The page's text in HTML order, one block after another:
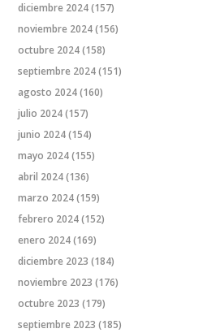
diciembre 2024(157)
noviembre 2024(156)
octubre 2024(158)
septiembre 2024(151)
agosto 2024(160)
julio 2024(157)
junio 2024(154)
mayo 2024(155)
abril 2024(136)
marzo 2024(159)
febrero 2024(152)
enero 2024(169)
diciembre 2023 (184)
noviembre 2023 (176)
octubre 2023 (179)
septiembre 2023 (185)